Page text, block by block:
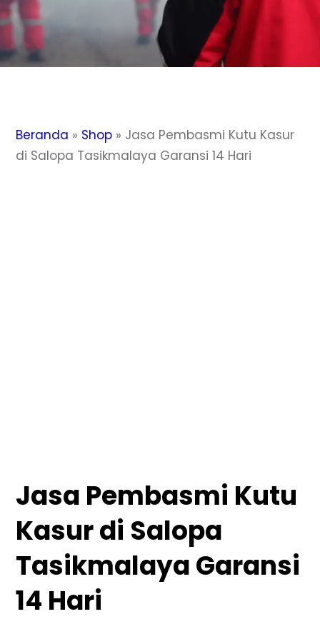
Beranda » Shop » Jasa Pembasmi Kutu Kasur
di Salopa Tasikmalaya Garansi 14 Hari
Jasa Pembasmi Kutu
Kasur di Salopa
Tasikmalaya Garansi
14 Hari